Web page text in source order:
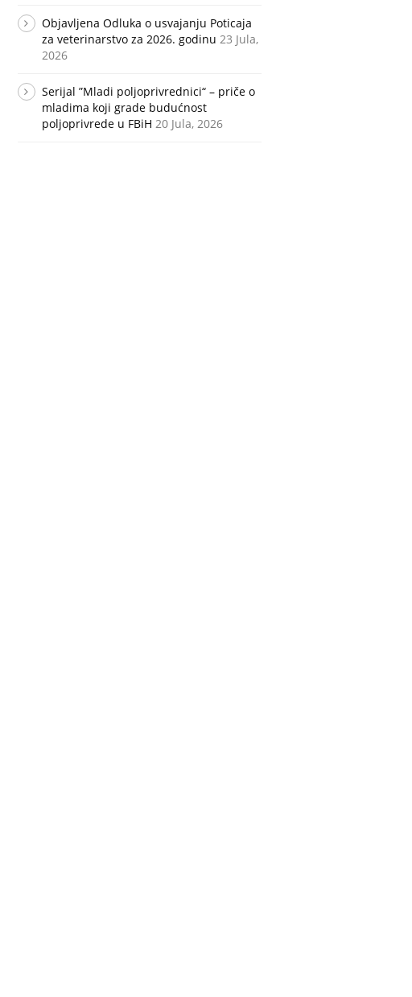
Objavljena Odluka o usvajanju Poticaja
za veterinarstvo za 2026. godinu 23 Jula,
2026
Serijal ”Mladi poljoprivrednici“ – priče o
mladima koji grade budućnost
poljoprivrede u FBiH 20 Jula, 2026